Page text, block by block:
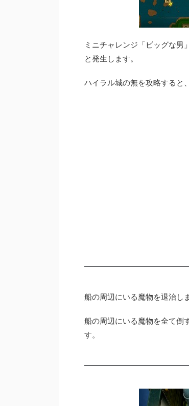
ミニチャレンジ「ビッグな男
と発生します。
ハイラル城の無を攻略すると
船の周辺にいる魔物を退治し
船の周辺にいる魔物を全て倒
す。